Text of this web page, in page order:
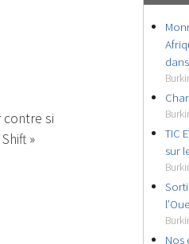
contre si
»
TIC
sur
Nos